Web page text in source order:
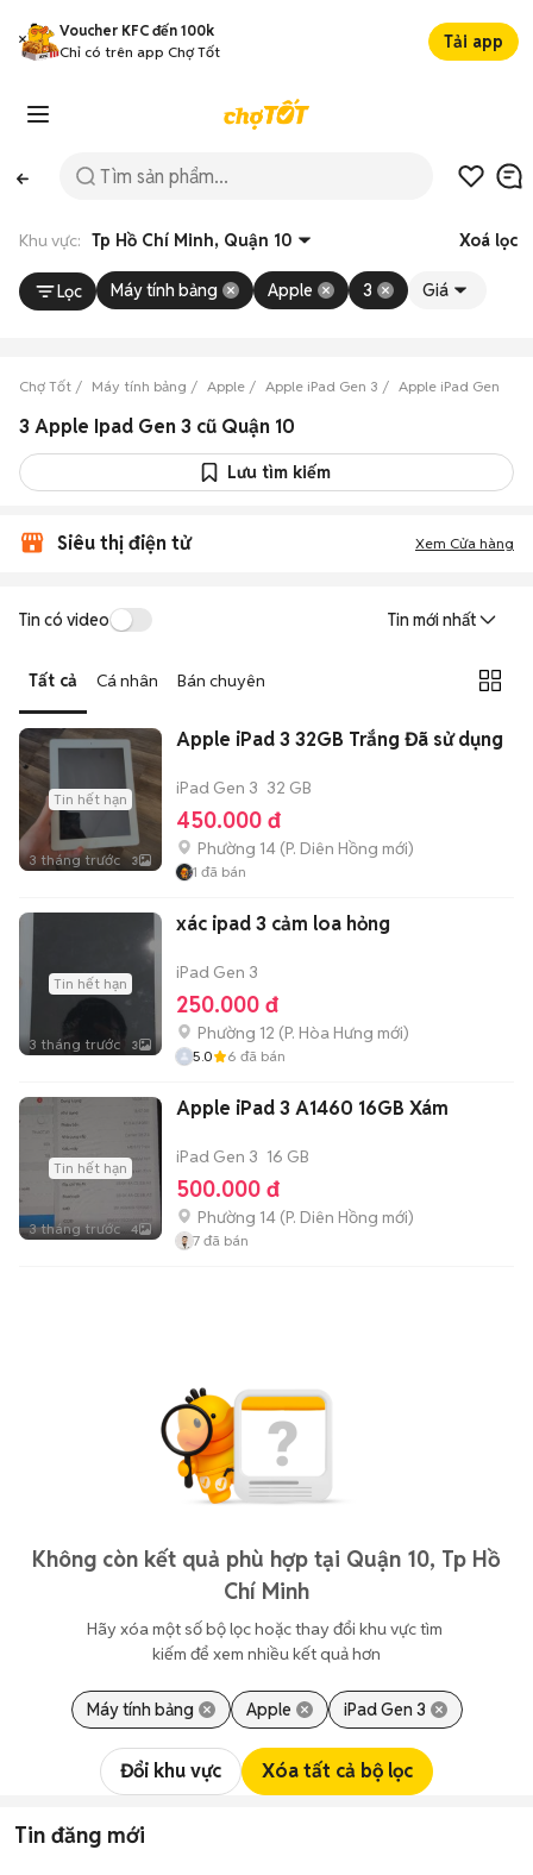
Voucher KFC đến 100k
Chỉ có trên app Chợ Tốt
Tải app
Khu vực: Tp Hồ Chí Minh, Quận 10 Xoá lọc
Lọc Máy tính bảng Apple 3 Giá
Chợ Tốt Máy tính bảng Apple Apple iPad Gen 3 Apple iPad Gen 3
3 Apple Ipad Gen 3 cũ Quận 10
Lưu tìm kiếm
Siêu thị điện tử Xem Cửa hàng
Tin có video Tin mới nhất
Tất cả Cá nhân Bán chuyên
Tin hết hạn
3 tháng trước 3
Apple iPad 3 32GB Trắng Đã sử dụng
iPad Gen 3 32 GB
450.000 đ
Phường 14 (P. Diên Hồng mới)
1 đã bán
Tin hết hạn
3 tháng trước 3
xác ipad 3 cảm loa hỏng
iPad Gen 3
250.000 đ
Phường 12 (P. Hòa Hưng mới)
5.0 6 đã bán
Tin hết hạn
3 tháng trước 4
Apple iPad 3 A1460 16GB Xám
iPad Gen 3 16 GB
500.000 đ
Phường 14 (P. Diên Hồng mới)
7 đã bán
Không còn kết quả phù hợp tại Quận 10, Tp Hồ
Chí Minh
Hãy xóa một số bộ lọc hoặc thay đổi khu vực tìm
kiếm để xem nhiều kết quả hơn
Máy tính bảng Apple iPad Gen 3
Đổi khu vực Xóa tất cả bộ lọc
Tin đăng mới